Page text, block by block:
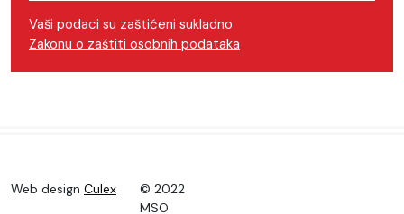
Vaši podaci su zaštićeni sukladno
Zakonu o zaštiti osobnih podataka
Web design Culex
© 2022
MSO